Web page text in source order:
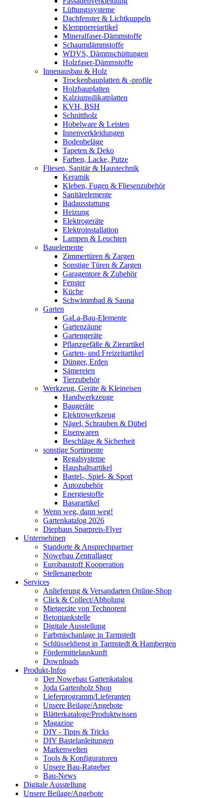
Lüftungssysteme
Dachfenster & Lichtkuppeln
Klempnereiartikel
Mineralfaser-Dämmstoffe
Schaumdämmstoffe
WDVS, Dämmschüttungen
Holzfaser-Dämmstoffe
Innenausbau & Holz
Trockenbauplatten & -profile
Holzbauplatten
Kalziumsilikatplatten
KVH, BSH
Schnittholz
Hobelware & Leisten
Innenverkleidungen
Bodenbeläge
Tapeten & Deko
Farben, Lacke, Putze
Fliesen, Sanitär & Haustechnik
Keramik
Kleben, Fugen & Fliesenzubehör
Sanitärelemente
Badausstattung
Heizung
Elektrogeräte
Elektroinstallation
Lampen & Leuchten
Bauelemente
Zimmertüren & Zargen
Sonstige Türen & Zargen
Garagentore & Zubehör
Fenster
Küche
Schwimmbad & Sauna
Garten
GaLa-Bau-Elemente
Gartenzäune
Gartengeräte
Pflanzgefäße & Zierartikel
Garten- und Freizeitartikel
Dünger, Erden
Sämereien
Tierzubehör
Werkzeug, Geräte & Kleineisen
Handwerkzeuge
Baugeräte
Elektrowerkzeug
Nägel, Schrauben & Dübel
Eisenwaren
Beschläge & Sicherheit
sonstige Sortimente
Regalsysteme
Haushaltsartikel
Bastel-, Spiel- & Sport
Autozubehör
Energiestoffe
Basarartikel
Wenn weg, dann weg!
Gartenkatalog 2026
Diephaus Sparpreis-Flyer
Unternehmen
Standorte & Ansprechpartner
Nowebau Zentrallager
Eurobaustoff Kooperation
Stellenangebote
Services
Anlieferung & Versandarten Online-Shop
Click & Collect/Abholung
Mietgeräte von Technorent
Betontankstelle
Digitale Ausstellung
Farbmischanlage in Tarmstedt
Schlüsseldienst in Tarmstedt & Hambergen
Fördermittelauskunft
Downloads
Produkt-Infos
Der Nowebau Gartenkatalog
Joda Gartenholz Shop
Lieferprogramm/Lieferanten
Unsere Beilage/Angebote
Blätterkataloge/Produktwissen
Magazine
DIY - Tipps & Tricks
DIY Bastelanleitungen
Markenwelten
Tools & Konfiguratoren
Unsere Bau-Ratgeber
Bau-News
Digitale Ausstellung
Unsere Beilage/Angebote